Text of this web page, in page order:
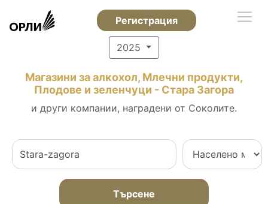
Регистрация
2025
Магазини за алкохол, Млечни продукти,
Плодове и зеленчуци - Стара Загора
и други компании, наградени от Соколите.
Търсене